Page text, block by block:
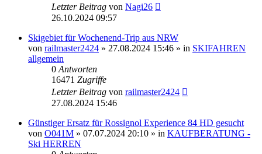
Letzter Beitrag von Nagi26
26.10.2024 09:57
Skigebiet für Wochenend-Trip aus NRW
von railmaster2424 » 27.08.2024 15:46 » in SKIFAHREN
allgemein
0 Antworten
16471 Zugriffe
Letzter Beitrag von railmaster2424
27.08.2024 15:46
Günstiger Ersatz für Rossignol Experience 84 HD gesucht
von O041M » 07.07.2024 20:10 » in KAUFBERATUNG -
Ski HERREN